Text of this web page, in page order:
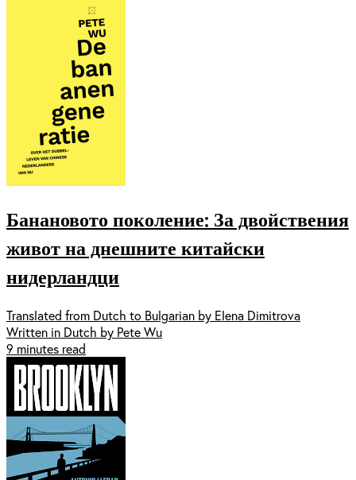
Банановото поколение: За двойствения
живот на днешните китайски
нидерландци
Translated from Dutch to Bulgarian by Elena Dimitrova
Written in Dutch by Pete Wu
9 minutes read